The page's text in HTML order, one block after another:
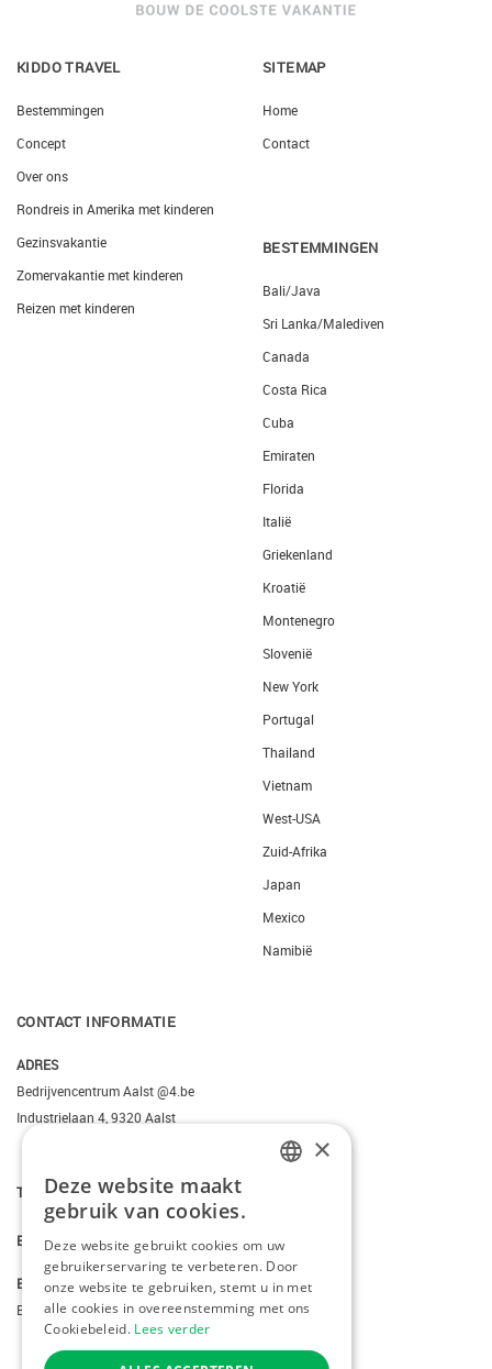
KIDDO TRAVEL
Bestemmingen
Concept
Over ons
Rondreis in Amerika met kinderen
Gezinsvakantie
Zomervakantie met kinderen
Reizen met kinderen
SITEMAP
Home
Contact
BESTEMMINGEN
Bali/Java
Sri Lanka/Malediven
Canada
Costa Rica
Cuba
Emiraten
Florida
Italië
Griekenland
Kroatië
Montenegro
Slovenië
New York
Portugal
Thailand
Vietnam
West-USA
Zuid-Afrika
Japan
Mexico
Namibië
CONTACT INFORMATIE
ADRES
Bedrijvencentrum Aalst @4.be
Industrielaan 4, 9320 Aalst
T. +3223095206
E. info@kiddotravel.be
BTW
BE 0685795740
ENGLISH
×
Deze website maakt
gebruik van cookies.
Deze website gebruikt cookies om uw
gebruikerservaring te verbeteren. Door
onze website te gebruiken, stemt u in met
alle cookies in overeenstemming met ons
Cookiebeleid. Lees verder